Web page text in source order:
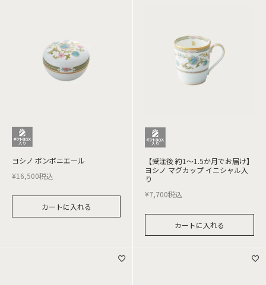
ヨシノ ボンボニエール
¥16,500税込
カートに入れる
【受注後 約1～1.5か月でお届け】
ヨシノ マグカップ イニシャル入
り
¥7,700税込
カートに入れる